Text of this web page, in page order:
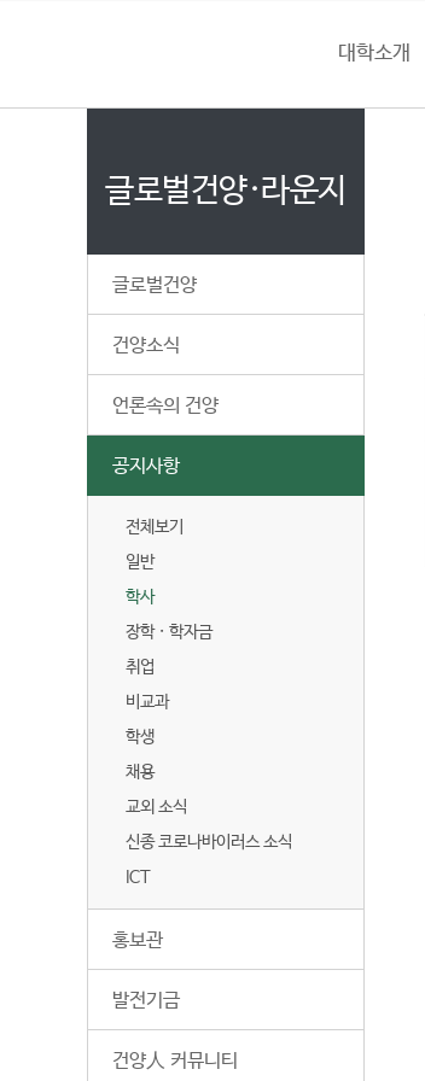
대학소개
글로벌건양·라운지
글로벌건양
건양소식
언론속의 건양
공지사항
전체보기
일반
학사
장학 · 학자금
취업
비교과
학생
채용
교외 소식
신종 코로나바이러스 소식
ICT
홍보관
발전기금
건양人 커뮤니티
이
로